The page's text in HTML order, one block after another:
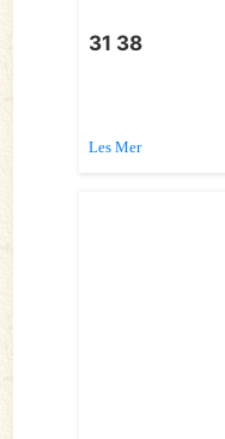
31 38
Les Mer